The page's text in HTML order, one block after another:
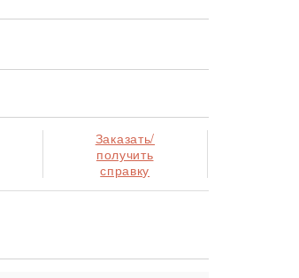
Заказать/
получить
справку